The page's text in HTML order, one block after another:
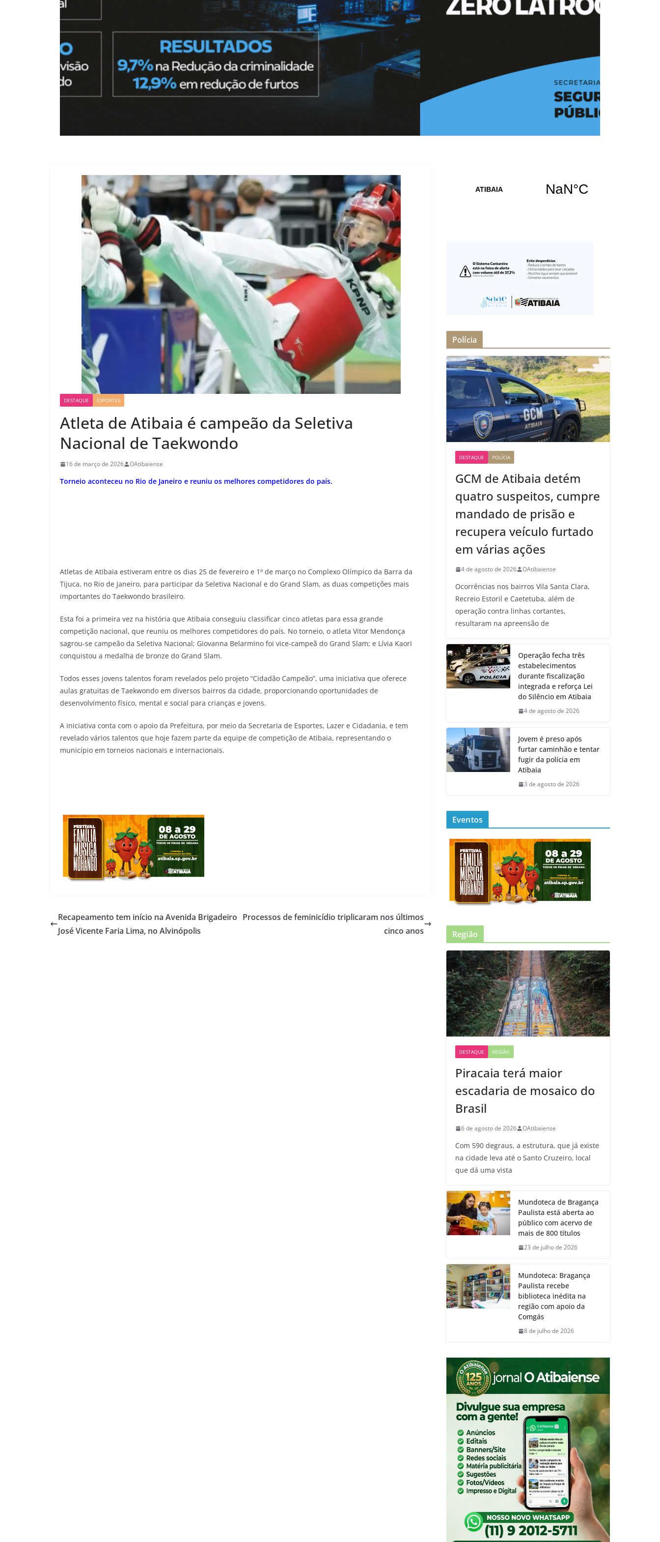
DESTAQUE ESPORTES
Atleta de Atibaia é campeão da Seletiva
Nacional de Taekwondo
16 de março de 2026 OAtibaiense
Torneio aconteceu no Rio de Janeiro e reuniu os melhores competidores do país.
Atletas de Atibaia estiveram entre os dias 25 de fevereiro e 1º de março no Complexo Olímpico da Barra da
Tijuca, no Rio de Janeiro, para participar da Seletiva Nacional e do Grand Slam, as duas competições mais
importantes do Taekwondo brasileiro.
Esta foi a primeira vez na história que Atibaia conseguiu classificar cinco atletas para essa grande
competição nacional, que reuniu os melhores competidores do país. No torneio, o atleta Vitor Mendonça
sagrou-se campeão da Seletiva Nacional; Giovanna Belarmino foi vice-campeã do Grand Slam; e Lívia Kaori
conquistou a medalha de bronze do Grand Slam.
Todos esses jovens talentos foram revelados pelo projeto “Cidadão Campeão”, uma iniciativa que oferece
aulas gratuitas de Taekwondo em diversos bairros da cidade, proporcionando oportunidades de
desenvolvimento físico, mental e social para crianças e jovens.
A iniciativa conta com o apoio da Prefeitura, por meio da Secretaria de Esportes, Lazer e Cidadania, e tem
revelado vários talentos que hoje fazem parte da equipe de competição de Atibaia, representando o
município em torneios nacionais e internacionais.
Recapeamento tem início na Avenida Brigadeiro
José Vicente Faria Lima, no Alvinópolis
Processos de feminicídio triplicaram nos últimos
cinco anos
Polícia
DESTAQUE POLÍCIA
GCM de Atibaia detém
quatro suspeitos, cumpre
mandado de prisão e
recupera veículo furtado
em várias ações
4 de agosto de 2026 OAtibaiense
Ocorrências nos bairros Vila Santa Clara,
Recreio Estoril e Caetetuba, além de
operação contra linhas cortantes,
resultaram na apreensão de
Operação fecha três
estabelecimentos
durante fiscalização
integrada e reforça Lei
do Silêncio em Atibaia
4 de agosto de 2026
Jovem é preso após
furtar caminhão e tentar
fugir da polícia em
Atibaia
3 de agosto de 2026
Eventos
Região
DESTAQUE REGIÃO
Piracaia terá maior
escadaria de mosaico do
Brasil
6 de agosto de 2026 OAtibaiense
Com 590 degraus, a estrutura, que já existe
na cidade leva até o Santo Cruzeiro, local
que dá uma vista
Mundoteca de Bragança
Paulista está aberta ao
público com acervo de
mais de 800 títulos
23 de julho de 2026
Mundoteca: Bragança
Paulista recebe
biblioteca inédita na
região com apoio da
Comgás
8 de julho de 2026